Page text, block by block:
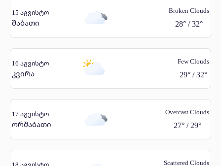
15 აგვისტო
შაბათი
Broken Clouds
28°/32°
16 აგვისტო
კვირა
Few Clouds
29°/32°
17 აგვისტო
ორშაბათი
Overcast Clouds
27°/29°
Scattered Clouds